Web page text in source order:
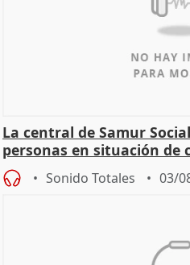
La central de Samur
personas en situación de
de Calor
Sonido Totales 03/